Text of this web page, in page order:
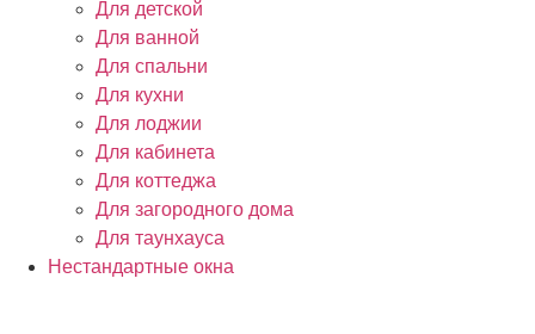
Для детской
Для ванной
Для спальни
Для кухни
Для лоджии
Для кабинета
Для коттеджа
Для загородного дома
Для таунхауса
Нестандартные окна